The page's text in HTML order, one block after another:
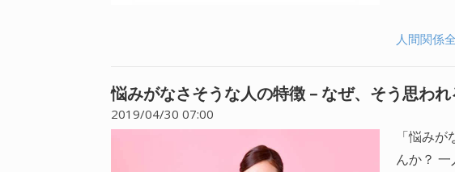
人間関係
悩みがなさそうな人の特徴 – なぜ、そう思われ
2019/04/30 07:00
「悩み
んか？